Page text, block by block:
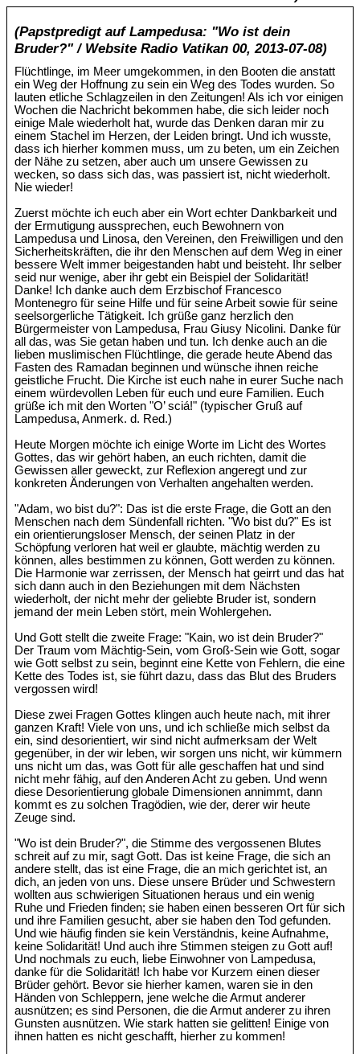
(Papstpredigt auf Lampedusa: "Wo ist dein
Bruder?" / Website Radio Vatikan 00, 2013-07-08)
Flüchtlinge, im Meer umgekommen, in den Booten die anstatt
ein Weg der Hoffnung zu sein ein Weg des Todes wurden. So
lauten etliche Schlagzeilen in den Zeitungen! Als ich vor einigen
Wochen die Nachricht bekommen habe, die sich leider noch
einige Male wiederholt hat, wurde das Denken daran mir zu
einem Stachel im Herzen, der Leiden bringt. Und ich wusste,
dass ich hierher kommen muss, um zu beten, um ein Zeichen
der Nähe zu setzen, aber auch um unsere Gewissen zu
wecken, so dass sich das, was passiert ist, nicht wiederholt.
Nie wieder!
Zuerst möchte ich euch aber ein Wort echter Dankbarkeit und
der Ermutigung aussprechen, euch Bewohnern von
Lampedusa und Linosa, den Vereinen, den Freiwilligen und den
Sicherheitskräften, die ihr den Menschen auf dem Weg in einer
bessere Welt immer beigestanden habt und beisteht. Ihr selber
seid nur wenige, aber ihr gebt ein Beispiel der Solidarität!
Danke! Ich danke auch dem Erzbischof Francesco
Montenegro für seine Hilfe und für seine Arbeit sowie für seine
seelsorgerliche Tätigkeit. Ich grüße ganz herzlich den
Bürgermeister von Lampedusa, Frau Giusy Nicolini. Danke für
all das, was Sie getan haben und tun. Ich denke auch an die
lieben muslimischen Flüchtlinge, die gerade heute Abend das
Fasten des Ramadan beginnen und wünsche ihnen reiche
geistliche Frucht. Die Kirche ist euch nahe in eurer Suche nach
einem würdevollen Leben für euch und eure Familien. Euch
grüße ich mit den Worten "O’ sciá!" (typischer Gruß auf
Lampedusa, Anmerk. d. Red.)
Heute Morgen möchte ich einige Worte im Licht des Wortes
Gottes, das wir gehört haben, an euch richten, damit die
Gewissen aller geweckt, zur Reflexion angeregt und zur
konkreten Änderungen von Verhalten angehalten werden.
"Adam, wo bist du?": Das ist die erste Frage, die Gott an den
Menschen nach dem Sündenfall richten. "Wo bist du?" Es ist
ein orientierungsloser Mensch, der seinen Platz in der
Schöpfung verloren hat weil er glaubte, mächtig werden zu
können, alles bestimmen zu können, Gott werden zu können.
Die Harmonie war zerrissen, der Mensch hat geirrt und das hat
sich dann auch in den Beziehungen mit dem Nächsten
wiederholt, der nicht mehr der geliebte Bruder ist, sondern
jemand der mein Leben stört, mein Wohlergehen.
Und Gott stellt die zweite Frage: "Kain, wo ist dein Bruder?"
Der Traum vom Mächtig-Sein, vom Groß-Sein wie Gott, sogar
wie Gott selbst zu sein, beginnt eine Kette von Fehlern, die eine
Kette des Todes ist, sie führt dazu, dass das Blut des Bruders
vergossen wird!
Diese zwei Fragen Gottes klingen auch heute nach, mit ihrer
ganzen Kraft! Viele von uns, und ich schließe mich selbst da
ein, sind desorientiert, wir sind nicht aufmerksam der Welt
gegenüber, in der wir leben, wir sorgen uns nicht, wir kümmern
uns nicht um das, was Gott für alle geschaffen hat und sind
nicht mehr fähig, auf den Anderen Acht zu geben. Und wenn
diese Desorientierung globale Dimensionen annimmt, dann
kommt es zu solchen Tragödien, wie der, derer wir heute
Zeuge sind.
"Wo ist dein Bruder?", die Stimme des vergossenen Blutes
schreit auf zu mir, sagt Gott. Das ist keine Frage, die sich an
andere stellt, das ist eine Frage, die an mich gerichtet ist, an
dich, an jeden von uns. Diese unsere Brüder und Schwestern
wollten aus schwierigen Situationen heraus und ein wenig
Ruhe und Frieden finden; sie haben einen besseren Ort für sich
und ihre Familien gesucht, aber sie haben den Tod gefunden.
Und wie häufig finden sie kein Verständnis, keine Aufnahme,
keine Solidarität! Und auch ihre Stimmen steigen zu Gott auf!
Und nochmals zu euch, liebe Einwohner von Lampedusa,
danke für die Solidarität! Ich habe vor Kurzem einen dieser
Brüder gehört. Bevor sie hierher kamen, waren sie in den
Händen von Schleppern, jene welche die Armut anderer
ausnützen; es sind Personen, die die Armut anderer zu ihren
Gunsten ausnützen. Wie stark hatten sie gelitten! Einige von
ihnen hatten es nicht geschafft, hierher zu kommen!